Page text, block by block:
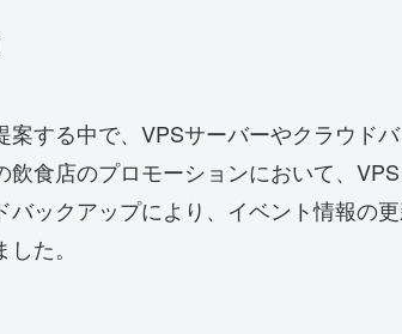
する中で、VPSサーバーやクラウド
食店のプロモーションにおいて、
ックアップにより、イベント情報の
た。